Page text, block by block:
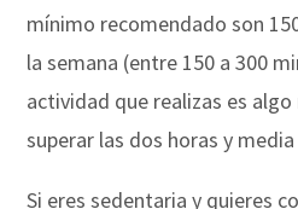
mínimo recomendado son
la semana (entre 150 a 300
actividad que realizas es
superar las dos horas y
Si eres sedentaria y quieres